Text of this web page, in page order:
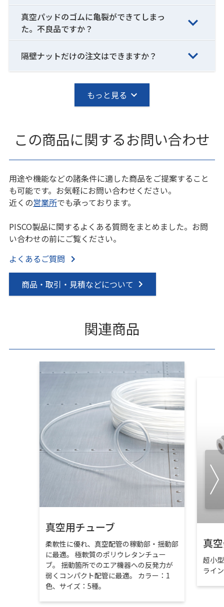
真空パッドのゴムに亀裂ができてしまっ
た。不良品ですか？
隔壁ナットだけの注文はできますか？
もっと見る
この商品に関するお問い合わせ
用途や機能などの諸条件に適した商品をご提案すること
も可能です。お気軽にお問い合わせください。
近くの営業所でも承っております。
PISCO製品に関するよくある質問をまとめました。お問
い合わせの前にご覧ください。
よくあるご質問
商品・取引・見積などについて
関連商品
真空用チューブ
柔軟性に優れ、真空配管の稼動部・揺動部
に最適。 極軟質のポリウレタンチュー
ブ。 揺動箇所でのエア機器への反発力が
弱くコンパクト配管に最適。 カラー：1
色、サイズ：5種。
真
超小
ライ